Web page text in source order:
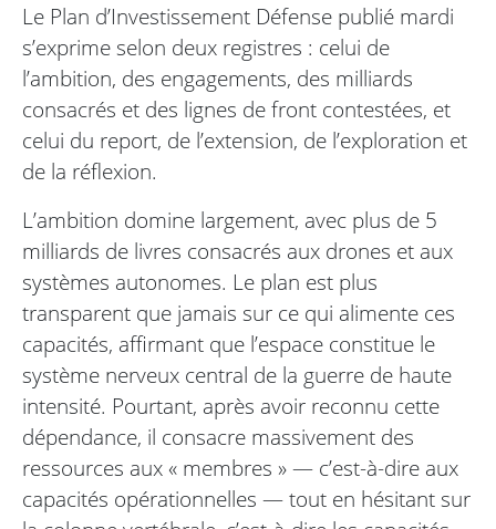
Le Plan d’Investissement Défense publié mardi
s’exprime selon deux registres : celui de
l’ambition, des engagements, des milliards
consacrés et des lignes de front contestées, et
celui du report, de l’extension, de l’exploration et
de la réflexion.
L’ambition domine largement, avec plus de 5
milliards de livres consacrés aux drones et aux
systèmes autonomes. Le plan est plus
transparent que jamais sur ce qui alimente ces
capacités, affirmant que l’espace constitue le
système nerveux central de la guerre de haute
intensité. Pourtant, après avoir reconnu cette
dépendance, il consacre massivement des
ressources aux « membres » — c’est-à-dire aux
capacités opérationnelles — tout en hésitant sur